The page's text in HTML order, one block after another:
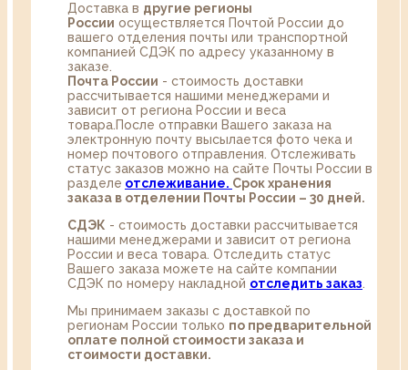
Доставка в другие регионы
России осуществляется Почтой России до
вашего отделения почты или транспортной
компанией СДЭК по адресу указанному в
заказе.
Почта России - стоимость доставки
рассчитывается нашими менеджерами и
зависит от региона России и веса
товара.После отправки Вашего заказа на
электронную почту высылается фото чека и
номер почтового отправления. Отслеживать
статус заказов можно на сайте Почты России в
разделе oтслеживание. Срок хранения
заказа в отделении Почты России – 30 дней.
СДЭК - стоимость доставки рассчитывается
нашими менеджерами и зависит от региона
России и веса товара. Отследить статус
Вашего заказа можете на сайте компании
СДЭК по номеру накладной отследить заказ
Мы принимаем заказы с доставкой по
регионам России только по предварительной
оплате полной стоимости заказа и
стоимости доставки.